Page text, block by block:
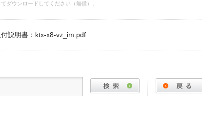
ダウンロードしてください（無償）。
説明書：ktx-x8-vz_im.pdf